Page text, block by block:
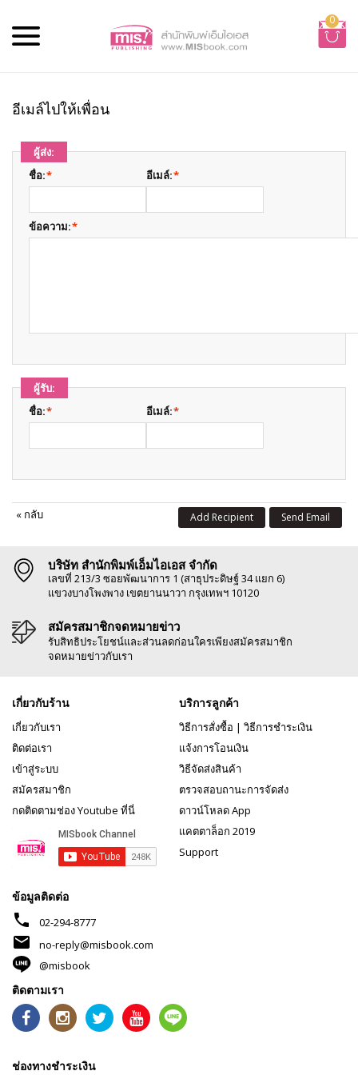
0
อีเมล์ไปให้เพื่อน
ผู้ส่ง:
*
ชื่อ: *
อีเมล์:
*
ข้อความ:
ผู้รับ:
*
ชื่อ: *
อีเมล์:
« กลับ Send Email
Add Recipient
บริษัท สำนักพิมพ์เอ็มไอเอส จำกัด
เลขที่ 213/3 ซอยพัฒนาการ 1 (สาธุประดิษฐ์ 34 แยก 6)
แขวงบางโพงพาง เขตยานนาวา กรุงเทพฯ 10120
สมัครสมาชิกจดหมายข่าว
รับสิทธิประโยชน์และส่วนลดก่อนใครเพียงสมัครสมาชิก
จดหมายข่าวกับเรา
เกี่ยวกับร้าน
เกี่ยวกับเรา
ติดต่อเรา
เข้าสู่ระบบ
สมัครสมาชิก
กดติดตามช่อง Youtube ที่นี่
บริการลูกค้า
วิธีการสั่งซื้อ | วิธีการชำระเงิน
แจ้งการโอนเงิน
วิธีจัดส่งสินค้า
ตรวจสอบถานะการจัดส่ง
ดาวน์โหลด App
แคตตาล็อก 2019
Support
ข้อมูลติดต่อ
phone 02-294-8777
mail
no-reply@misbook.com
@misbook
ติดตามเรา
ช่องทางชำระเงิน